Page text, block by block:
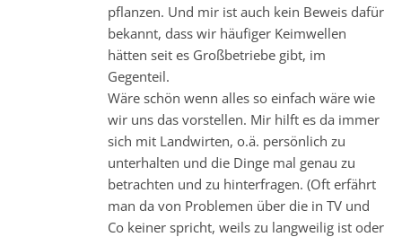
pflanzen. Und mir ist auch kein Beweis dafür
bekannt, dass wir häufiger Keimwellen
hätten seit es Großbetriebe gibt, im
Gegenteil.
Wäre schön wenn alles so einfach wäre wie
wir uns das vorstellen. Mir hilft es da immer
sich mit Landwirten, o.ä. persönlich zu
unterhalten und die Dinge mal genau zu
betrachten und zu hinterfragen. (Oft erfährt
man da von Problemen über die in TV und
Co keiner spricht, weils zu langweilig ist oder